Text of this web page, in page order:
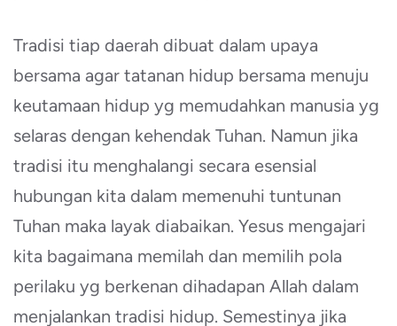
Tradisi tiap daerah dibuat dalam upaya
bersama agar tatanan hidup bersama menuju
keutamaan hidup yg memudahkan manusia yg
selaras dengan kehendak Tuhan. Namun jika
tradisi itu menghalangi secara esensial
hubungan kita dalam memenuhi tuntunan
Tuhan maka layak diabaikan. Yesus mengajari
kita bagaimana memilah dan memilih pola
perilaku yg berkenan dihadapan Allah dalam
menjalankan tradisi hidup. Semestinya jika